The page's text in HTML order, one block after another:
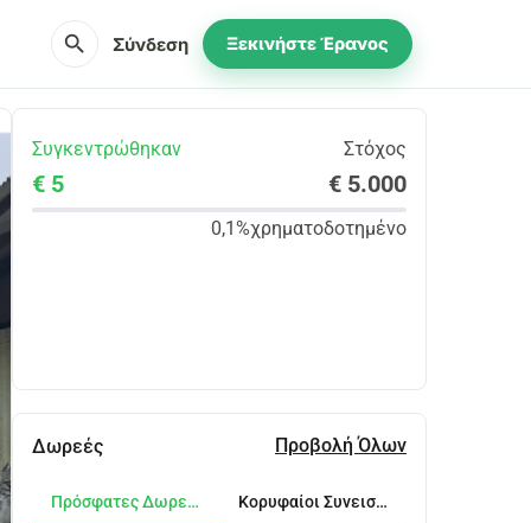
search Σύνδεση Ξεκινήστε Έρανος
Συγκεντρώθηκαν Στόχος
€ 5 € 5.000
0,1%χρηματοδοτημένο
Δωρεές Προβολή Όλων
Πρόσφατες Δωρεές Κορυφαίοι Συνεισφέροντες